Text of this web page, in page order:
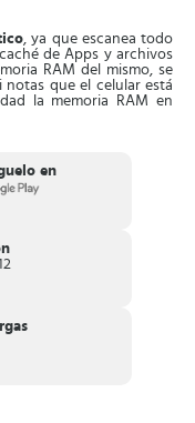
, ya que escanea todo
de Apps y archivos
RAM del mismo, se
notas que el celular está
la memoria RAM en
lo hace al cerrar Apps
tu equipo de
de la batería
el espacio de las
de procedimientos
en